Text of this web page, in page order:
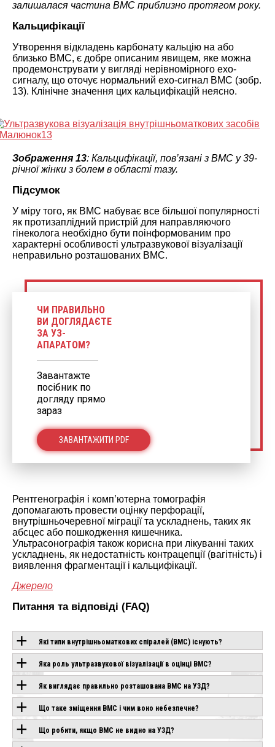
залишалася частина ВМС приблизно протягом року.
Кальцифікації
Утворення відкладень карбонату кальцію на або
близько ВМС, є добре описаним явищем, яке можна
продемонструвати у вигляді нерівномірного ехо-
сигналу, що оточує нормальний ехо-сигнал ВМС (зобр.
13). Клінічне значення цих кальцифікацій неясно.
Зображення 13: Кальцифікації, пов’язані з ВМС у 39-
річної жінки з болем в області тазу.
Підсумок
У міру того, як ВМС набуває все більшої популярності
як протизаплідний пристрій для направляючого
гінеколога необхідно бути поінформованим про
характерні особливості ультразвукової візуалізації
неправильно розташованих ВМС.
ЧИ ПРАВИЛЬНО
ВИ ДОГЛЯДАЄТЕ
ЗА УЗ-
АПАРАТОМ?
Завантажте
посібник по
догляду прямо
зараз
ЗАВАНТАЖИТИ PDF
Рентгенографія і комп’ютерна томографія
допомагають провести оцінку перфорації,
внутрішньочеревної міграції та ускладнень, таких як
абсцес або пошкодження кишечника.
Ультрасонографія також корисна при лікуванні таких
ускладнень, як недостатність контрацепції (вагітність) і
виявлення фрагментації і кальцифікації.
Джерело
Питання та відповіді (FAQ)
Які типи внутрішньоматкових спіралей (ВМС) існують?
Яка роль ультразвукової візуалізації в оцінці ВМС?
Як виглядає правильно розташована ВМС на УЗД?
Що таке зміщення ВМС і чим воно небезпечне?
Що робити, якщо ВМС не видно на УЗД?
ОБЛАДНАННЯ З
ЦІЄЮ
ТЕХНОЛОГІЄЮ